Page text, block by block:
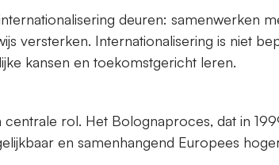
deuren: samenwerken
versterken. Internationalisering is niet
kansen en toekomstgericht leren.
rol. Het Bolognaproces, dat in
en samenhangend Europees